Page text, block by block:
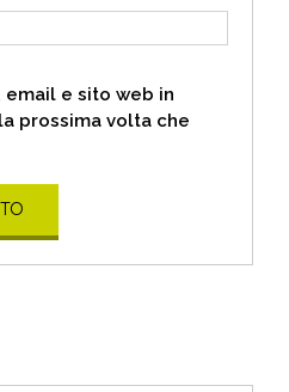
email e sito web in
prossima volta che